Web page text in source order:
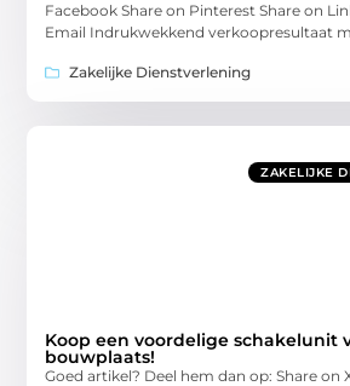
Facebook Share on Pinterest Share on
Email Indrukwekkend verkoopresultaat
Zakelijke Dienstverlening
ZAKELIJKE
Koop een voordelige schakelunit
bouwplaats!
Goed artikel? Deel hem dan op: Share on